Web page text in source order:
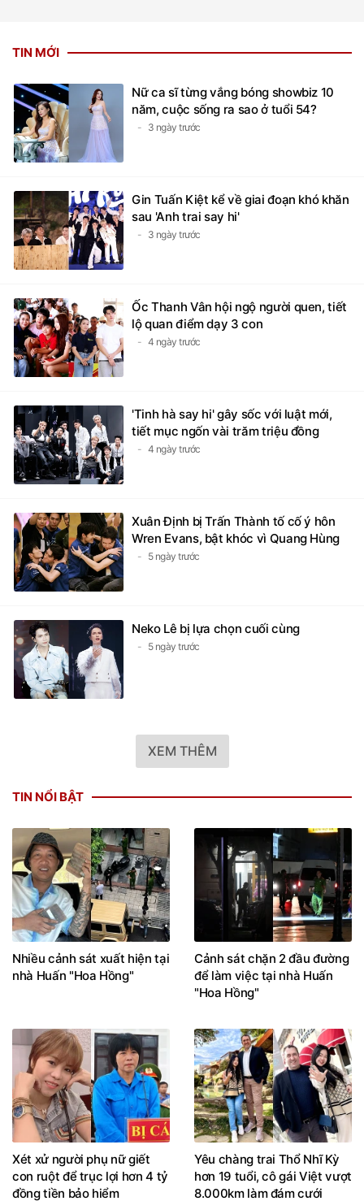
TIN MỚI
Nữ ca sĩ từng vắng bóng showbiz 10
năm, cuộc sống ra sao ở tuổi 54?
3 ngày trước
Gin Tuấn Kiệt kể về giai đoạn khó khăn
sau 'Anh trai say hi'
3 ngày trước
Ốc Thanh Vân hội ngộ người quen, tiết
lộ quan điểm dạy 3 con
4 ngày trước
'Tinh hà say hi' gây sốc với luật mới,
tiết mục ngốn vài trăm triệu đồng
4 ngày trước
Xuân Định bị Trấn Thành tố cố ý hôn
Wren Evans, bật khóc vì Quang Hùng
5 ngày trước
Neko Lê bị lựa chọn cuối cùng
5 ngày trước
XEM THÊM
TIN NỔI BẬT
Nhiều cảnh sát xuất hiện tại
nhà Huấn "Hoa Hồng"
Cảnh sát chặn 2 đầu đường
để làm việc tại nhà Huấn
"Hoa Hồng"
Xét xử người phụ nữ giết
con ruột để trục lợi hơn 4 tỷ
đồng tiền bảo hiểm
Yêu chàng trai Thổ Nhĩ Kỳ
hơn 19 tuổi, cô gái Việt vượt
8.000km làm đám cưới